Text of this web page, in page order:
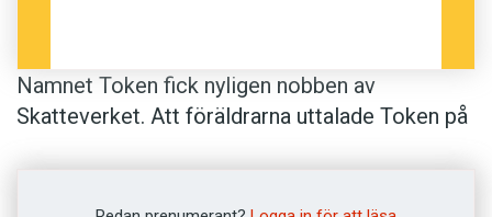
Namnet Token fick nyligen nobben av
Skatteverket. Att föräldrarna uttalade Token på
kan ge barnet obehag, menar myndigheten.